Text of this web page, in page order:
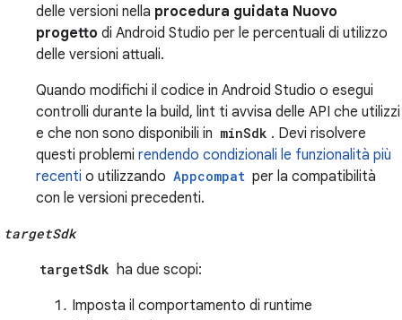
delle versioni nella procedura guidata Nuovo
progetto di Android Studio per le percentuali di utilizzo
delle versioni attuali.
Quando modifichi il codice in Android Studio o esegui
controlli durante la build, lint ti avvisa delle API che utilizzi
e che non sono disponibili in minSdk . Devi risolvere
questi problemi rendendo condizionali le funzionalità più
recenti o utilizzando Appcompat per la compatibilità
con le versioni precedenti.
targetSdk
targetSdk ha due scopi:
Imposta il comportamento di runtime